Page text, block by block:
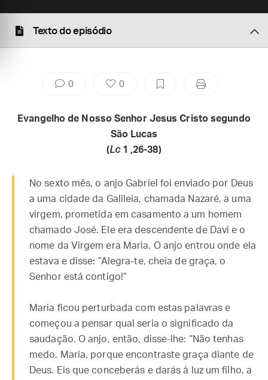
Texto do episódio
0 0
Evangelho de Nosso Senhor Jesus Cristo segundo
São Lucas
(Lc1 ,26-38)
No sexto mês, o anjo Gabriel foi enviado por Deus
a uma cidade da Galileia, chamada Nazaré, a uma
virgem, prometida em casamento a um homem
chamado José. Ele era descendente de Davi e o
nome da Virgem era Maria. O anjo entrou onde ela
estava e disse: “Alegra-te, cheia de graça, o
Senhor está contigo!”
Maria ficou perturbada com estas palavras e
começou a pensar qual seria o significado da
saudação. O anjo, então, disse-lhe: “Não tenhas
medo, Maria, porque encontraste graça diante de
Deus. Eis que conceberás e darás à luz um filho, a